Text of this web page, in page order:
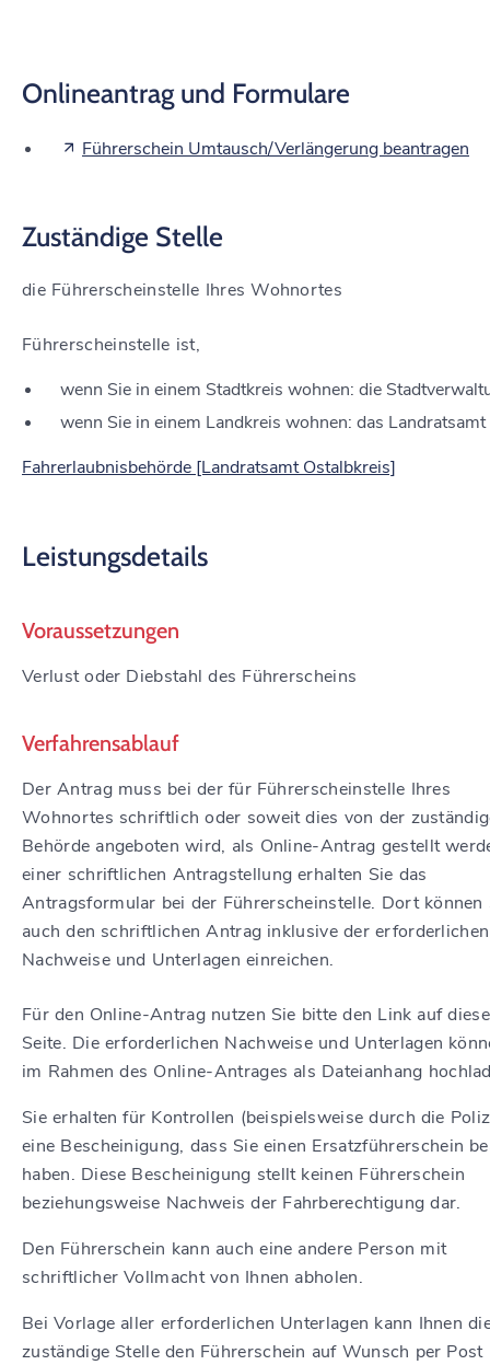
Onlineantrag und Formulare
Führerschein Umtausch/Verlängerung beantragen
Zuständige Stelle
die Führerscheinstelle Ihres Wohnortes
Führerscheinstelle ist,
wenn Sie in einem Stadtkreis wohnen: die
wenn Sie in einem Landkreis wohnen: das Landratsamt
Fahrerlaubnisbehörde [Landratsamt Ostalbkreis]
Leistungsdetails
Voraussetzungen
Verlust oder Diebstahl des Führerscheins
Verfahrensablauf
Der Antrag muss bei der für Führerscheinstelle Ihres
Wohnortes schriftlich oder soweit dies von der
Behörde angeboten wird, als Online-Antrag gestellt
einer schriftlichen Antragstellung erhalten Sie das
Antragsformular bei der Führerscheinstelle. Dort können
auch den schriftlichen Antrag inklusive der erforderlichen
Nachweise und Unterlagen einreichen.
Für den Online-Antrag nutzen Sie bitte den Link auf
Seite. Die erforderlichen Nachweise und Unterlagen
im Rahmen des Online-Antrages als Dateianhang
Sie erhalten für Kontrollen (beispielsweise durch die
eine Bescheinigung, dass Sie einen Ersatzführerschein
haben. Diese Bescheinigung stellt keinen Führerschein
beziehungsweise Nachweis der Fahrberechtigung dar.
Den Führerschein kann auch eine andere Person mit
schriftlicher Vollmacht von Ihnen abholen.
Bei Vorlage aller erforderlichen Unterlagen kann Ihnen
zuständige Stelle den Führerschein auf Wunsch per Post